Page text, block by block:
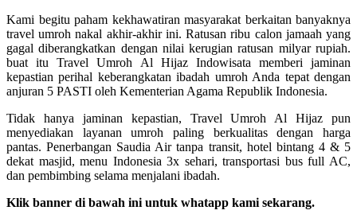
Kami begitu paham kekhawatiran masyarakat berkaitan banyaknya
travel umroh nakal akhir-akhir ini. Ratusan ribu calon jamaah yang
gagal diberangkatkan dengan nilai kerugian ratusan milyar rupiah.
buat itu Travel Umroh Al Hijaz Indowisata memberi jaminan
kepastian perihal keberangkatan ibadah umroh Anda tepat dengan
anjuran 5 PASTI oleh Kementerian Agama Republik Indonesia.
Tidak hanya jaminan kepastian, Travel Umroh Al Hijaz pun
menyediakan layanan umroh paling berkualitas dengan harga
pantas. Penerbangan Saudia Air tanpa transit, hotel bintang 4 & 5
dekat masjid, menu Indonesia 3x sehari, transportasi bus full AC,
dan pembimbing selama menjalani ibadah.
Klik banner di bawah ini untuk whatapp kami sekarang.